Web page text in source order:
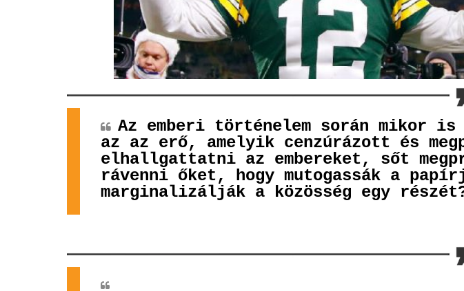
Az emberi történelem során mikor
az az erő, amelyik cenzúrázott és
elhallgattatni az embereket, sőt
rávenni őket, hogy mutogassák a
marginalizálják a közösség egy